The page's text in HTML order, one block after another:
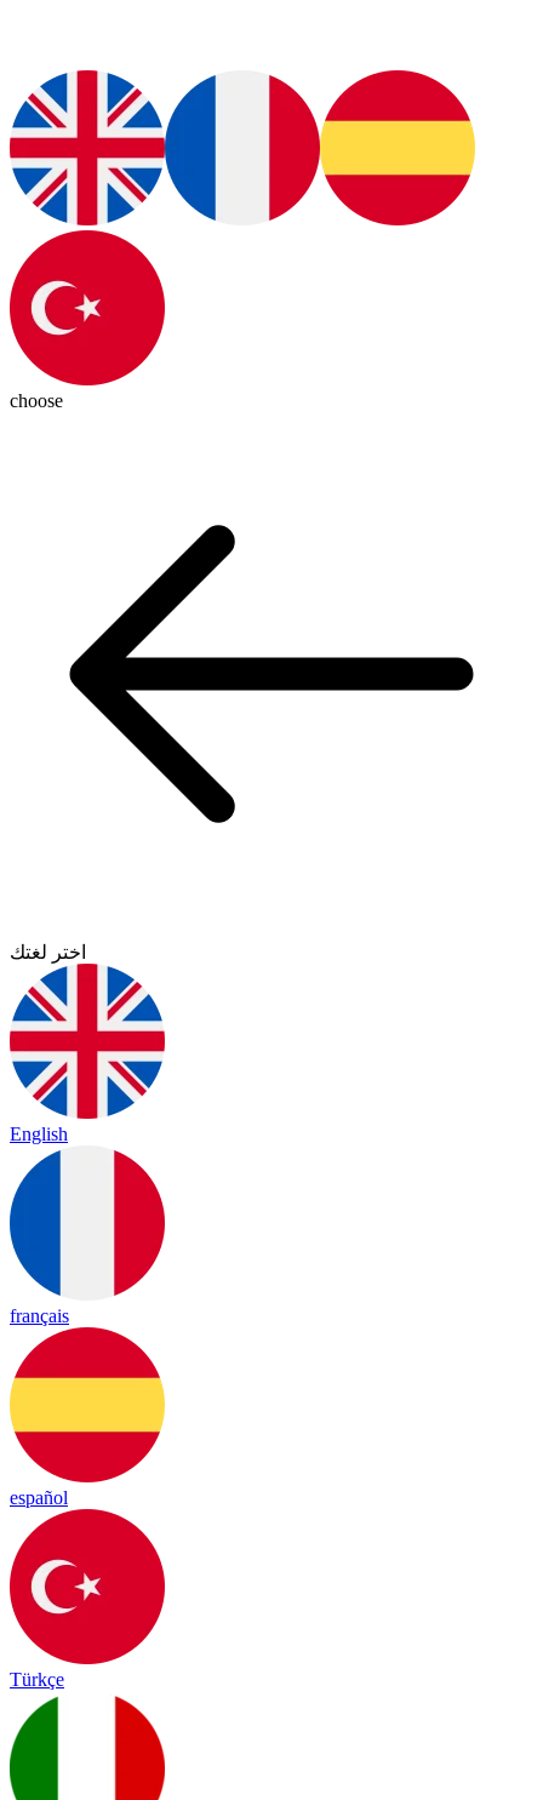
choose
اختر لغتك
English
français
español
Türkçe